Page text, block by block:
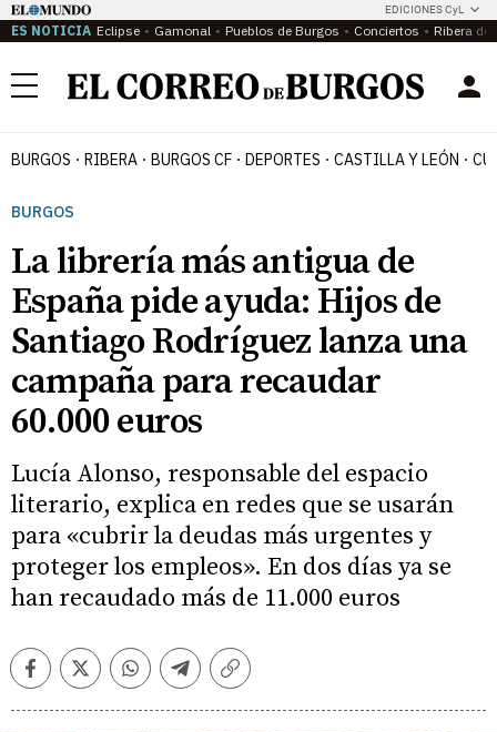
EDICIONES CyL
ES NOTICIA Eclipse Gamonal Pueblos de Burgos Conciertos Ribera del
Menú
BURGOS RIBERA BURGOS CF DEPORTES CASTILLA Y LEÓN
BURGOS
La librería más antigua de
España pide ayuda: Hijos de
Santiago Rodríguez lanza una
campaña para recaudar
60.000 euros
Lucía Alonso, responsable del espacio
literario, explica en redes que se usarán
para «cubrir la deudas más urgentes y
proteger los empleos». En dos días ya se
han recaudado más de 11.000 euros
FacebookTwitterWhatsappTelegramCopiar